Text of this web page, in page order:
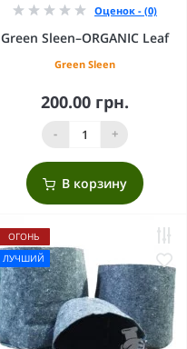
Оценок - (0)
Green Sleen–ORGANIC Leaf
Green Sleen
200.00 грн.
- +
В корзину
ОГОНЬ
ЛУЧШИЙ